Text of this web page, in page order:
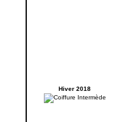
Hiver 2018